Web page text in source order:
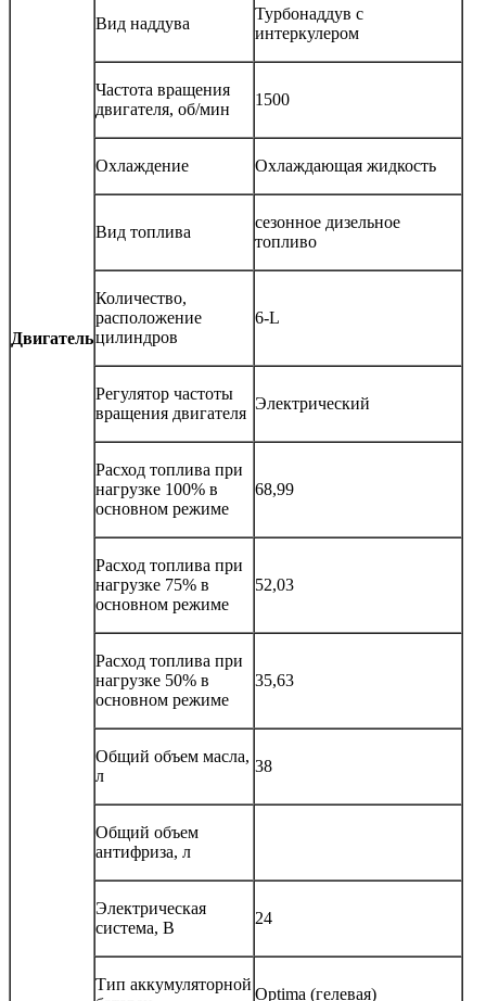
Двигатель
Вид наддува
Турбонаддув с
интеркулером
Частота вращения
двигателя, об/мин
1500
Охлаждение Охлаждающая жидкость
Вид топлива
сезонное дизельное
топливо
Количество,
расположение
цилиндров
6-L
Регулятор частоты
вращения двигателя
Электрический
Расход топлива при
нагрузке 100% в
основном режиме
68,99
Расход топлива при
нагрузке 75% в
основном режиме
52,03
Расход топлива при
нагрузке 50% в
основном режиме
35,63
Общий объем масла,
л
38
Общий объем
антифриза, л
Электрическая
система, В
24
Тип аккумуляторной
Optima (гелевая)